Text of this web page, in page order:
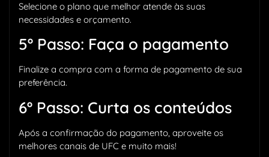
Selecione o plano que melhor atende às suas
necessidades e orçamento.
5º Passo: Faça o pagamento
Finalize a compra com a forma de pagamento de sua
preferência.
6º Passo: Curta os conteúdos
Após a confirmação do pagamento, aproveite os
melhores canais de UFC e muito mais!